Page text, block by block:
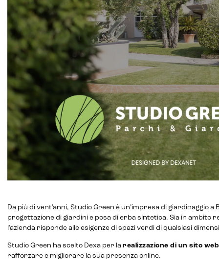
Customer service management
Da più di vent’anni, Studio Green è un’impresa di giardinaggio a
progettazione di giardini e posa di erba sintetica. Sia in ambito
l’azienda risponde alle esigenze di spazi verdi di qualsiasi
Studio Green ha scelto Dexa per la realizzazione di un sito
rafforzare e migliorare la sua presenza online.